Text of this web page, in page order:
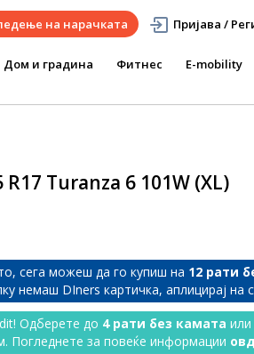
на нарачката Пријава /
Дом и градина Фитнес E-mobility
R17 Turanza 6 101W (XL)
сега можеш да го купиш на 12 рати
немаш DIners картичка, аплицирај на
Одберете до 4 рати без камата или
Погледнете за повеќе информации